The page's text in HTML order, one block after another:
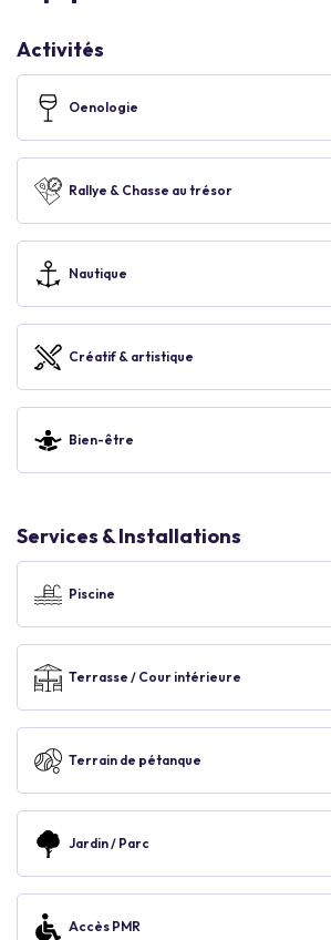
Activités
Oenologie
Rallye & Chasse au trésor
Nautique
Créatif & artistique
Bien-être
Services & Installations
Piscine
Terrasse / Cour intérieure
Terrain de pétanque
Jardin / Parc
Accès PMR